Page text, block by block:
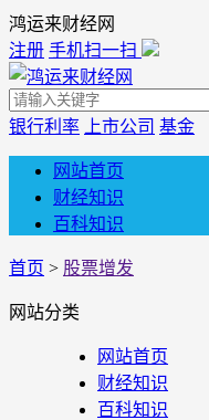
鸿运来财经网
注册 手机扫一扫
银行利率 上市公司 基金
网站首页
财经知识
百科知识
首页 > 股票增发
网站分类
网站首页
财经知识
百科知识